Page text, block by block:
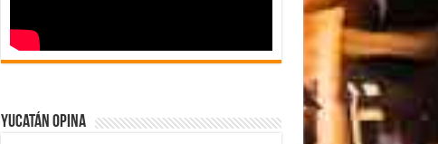
Yucatán Opina